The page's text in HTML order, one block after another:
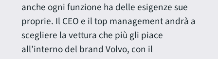
anche ogni funzione ha delle esigenze sue
proprie. Il CEO e il top management andrà a
scegliere la vettura che più gli piace
all’interno del brand Volvo, con il